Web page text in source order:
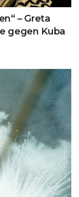
– Greta
gegen Kuba